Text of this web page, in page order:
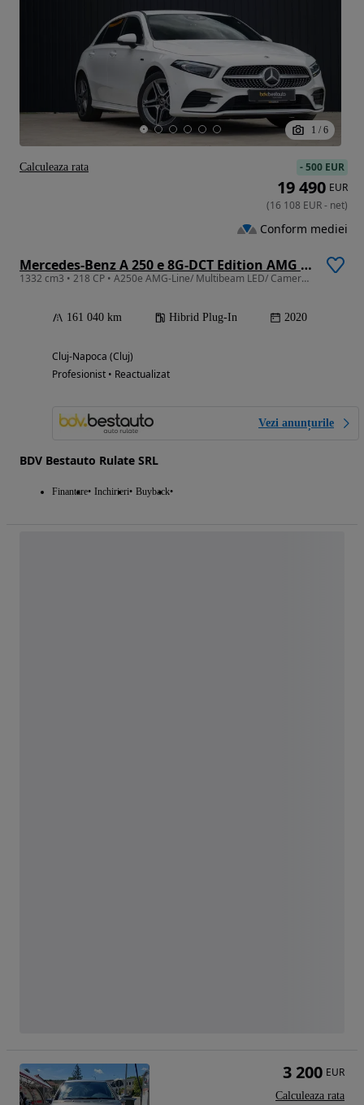
1 / 6
Mercedes-Benz A 250 e 8G-DCT Edition AMG Line
1332 cm3 • 218 CP • A250e AMG-Line/ Multibeam LED/ Camera/ Assist
161 040 km Hibrid Plug-In 2020
Cluj-Napoca (Cluj)
Profesionist • Reactualizat
Vezi anunțurile
BDV Bestauto Rulate SRL
Finantare Inchirieri Buyback
-500 EUR
19 490 EUR
(16 108 EUR- net)
Conform mediei
Calculeaza rata
3 200 EUR
Calculeaza rata